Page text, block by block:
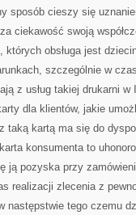
sposób cieszy się
ciekawość swoją
których obsługa jest
szczególnie w
z usług takiej drukarni
dla klientów, jakie
taką kartą ma się do
konsumenta to
pozyska przy
realizacji zlecenia z
następstwie tego czemu